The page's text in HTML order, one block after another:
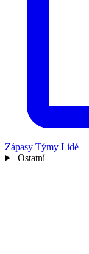
Zápasy Týmy Lidé
Ostatní